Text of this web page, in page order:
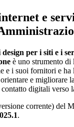
e
per i siti e i
è uno strumento di
e i suoi fornitori e
e migliorare
digitali verso
corrente) del
.